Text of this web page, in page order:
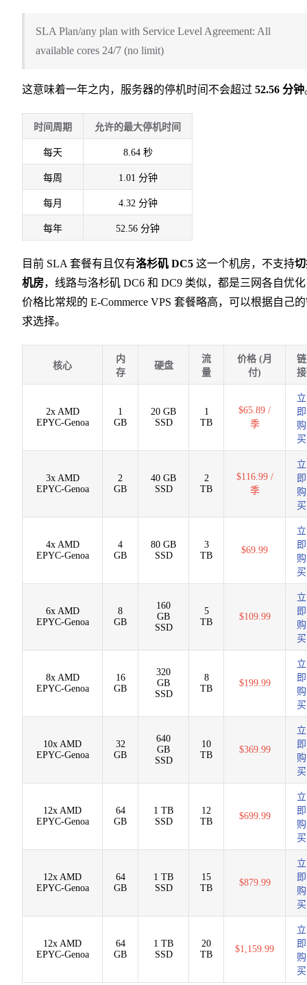
SLA Plan/any plan with Service Level Agreement: All
available cores 24/7 (no limit)
这意味着一年之内，服务器的停机时间不会超过 52.56 分钟
时间周期 允许的最大停机时间
每天 8.64 秒
每周 1.01 分钟
每月 4.32 分钟
每年 52.56 分钟
目前 SLA 套餐有且仅有洛杉矶 DC5 这一个机房，不支持
机房，线路与洛杉矶 DC6 和 DC9 类似，都是三网各自优
价格比常规的 E-Commerce VPS 套餐略高，可以根据自己
求选择。
核心
内
存
硬盘
流
量
价格 (月
付)
链
接
2x AMD
EPYC-Genoa
1
GB
20 GB
SSD
1
TB
$65.89 /
季
立
即
购
买
3x AMD
EPYC-Genoa
2
GB
40 GB
SSD
2
TB
$116.99 /
季
立
即
购
买
4x AMD
EPYC-Genoa
4
GB
80 GB
SSD
3
TB
$69.99
立
即
购
买
6x AMD
EPYC-Genoa
8
GB
160
GB
SSD
5
TB
$109.99
立
即
购
买
8x AMD
EPYC-Genoa
16
GB
320
GB
SSD
8
TB
$199.99
立
即
购
买
10x AMD
EPYC-Genoa
32
GB
640
GB
SSD
10
TB
$369.99
立
即
购
买
12x AMD
EPYC-Genoa
64
GB
1 TB
SSD
12
TB
$699.99
立
即
购
买
12x AMD
EPYC-Genoa
64
GB
1 TB
SSD
15
TB
$879.99
立
即
购
买
12x AMD
EPYC-Genoa
64
GB
1 TB
SSD
20
TB
$1,159.99
立
即
购
买